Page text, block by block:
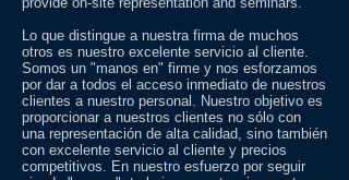
Lo que distingue a nuestra firma de muchos
otros es nuestro excelente servicio al cliente.
Somos un "manos en" firme y nos esforzamos
por dar a todos el acceso inmediato de nuestros
clientes a nuestro personal. Nuestro objetivo es
proporcionar a nuestros clientes no sólo con
una representación de alta calidad, sino también
con excelente servicio al cliente y precios
competitivos. En nuestro esfuerzo por seguir